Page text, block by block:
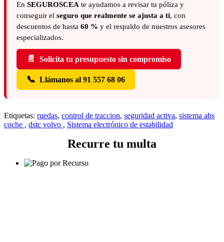
En SEGUROSCEA te ayudamos a revisar tu póliza y
conseguir el seguro que realmente se ajusta a ti, con
descuentos de hasta 60 % y el respaldo de nuestros asesores
especializados.
📄 Solicita tu presupuesto sin compromiso
📞 Llámanos al 91 557 68 06
Etiquetas: ruedas, control de traccion, seguridad activa, sistema abs
coche , dstc volvo , Sistema electrónico de estabilidad
Recurre tu multa